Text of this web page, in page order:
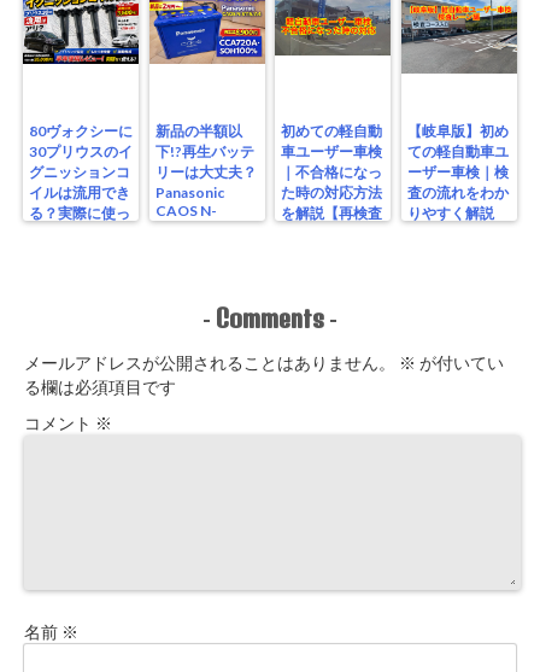
80ヴォクシーに
30プリウスのイ
グニッションコ
イルは流用でき
る？実際に使っ
新品の半額以
下!?再生バッテ
リーは大丈夫？
Panasonic
CAOS N-
S115/A4を実測
初めての軽自動
車ユーザー車検
｜不合格になっ
た時の対応方法
を解説【再検査
【岐阜版】初め
ての軽自動車ユ
ーザー車検｜検
査の流れをわか
りやすく解説
- Comments -
メールアドレスが公開されることはありません。 ※ が付いてい
る欄は必須項目です
コメント ※
名前 ※